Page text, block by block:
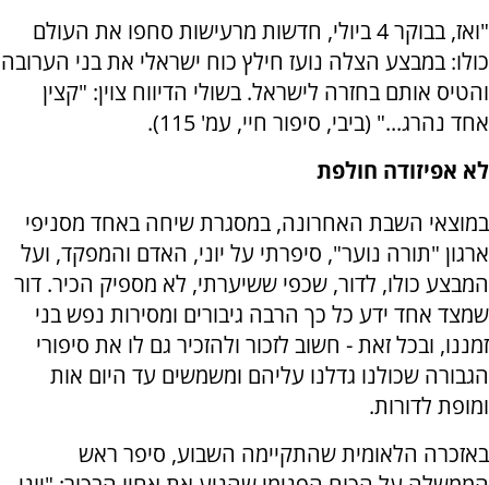
"ואז, בבוקר 4 ביולי, חדשות מרעישות סחפו את העולם
כולו: במבצע הצלה נועז חילץ כוח ישראלי את בני הערובה
והטיס אותם בחזרה לישראל. בשולי הדיווח צוין: "קצין
אחד נהרג..." (ביבי, סיפור חיי, עמ' 115).
לא אפיזודה חולפת
במוצאי השבת האחרונה, במסגרת שיחה באחד מסניפי
ארגון "תורה נוער", סיפרתי על יוני, האדם והמפקד, ועל
המבצע כולו, לדור, שכפי ששיערתי, לא מספיק הכיר. דור
שמצד אחד ידע כל כך הרבה גיבורים ומסירות נפש בני
זמננו, ובכל זאת - חשוב לזכור ולהזכיר גם לו את סיפורי
הגבורה שכולנו גדלנו עליהם ומשמשים עד היום אות
ומופת לדורות.
באזכרה הלאומית שהתקיימה השבוע, סיפר ראש